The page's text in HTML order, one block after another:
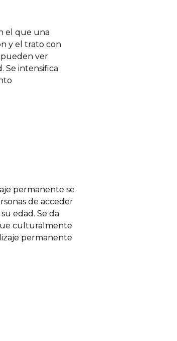
el que una
y el trato con
pueden ver
Se intensifica
permanente se
de acceder
edad. Se da
culturalmente
permanente